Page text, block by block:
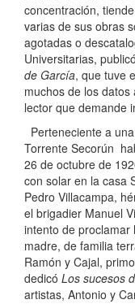
concentración,
varias de sus obras
agotadas o
Universitarias,
de García, que tuve
muchos de los
lector que demande
Perteneciente a
Torrente Secorún
26 de octubre de
con solar en la casa
Pedro Villacampa,
el brigadier Manuel
intento de proclamar
madre, de familia
Ramón y Cajal,
dedicó Los sucesos
artistas, Antonio y